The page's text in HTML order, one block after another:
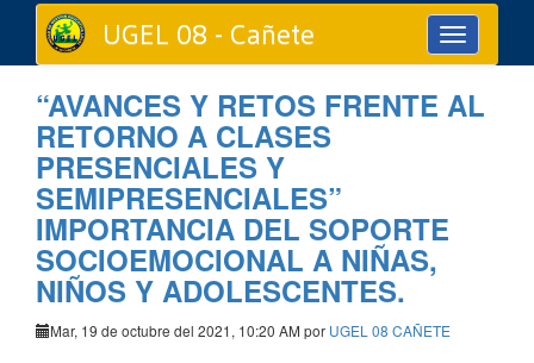
Toggle
navigation
UGEL 08 - Cañete
“AVANCES Y RETOS FRENTE AL
RETORNO A CLASES
PRESENCIALES Y
SEMIPRESENCIALES”
IMPORTANCIA DEL SOPORTE
SOCIOEMOCIONAL A NIÑAS,
NIÑOS Y ADOLESCENTES.
Mar, 19 de octubre del 2021, 10:20 AM por UGEL 08 CAÑETE